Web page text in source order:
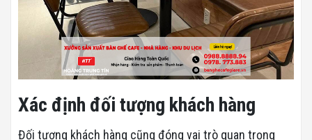
Xác định đối tượng khách hàng
Đối tượng khách hàng cũng đóng vai trò quan trọng